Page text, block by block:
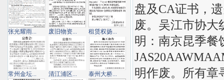
盘及CA证书，
废。吴江市协大
明：南京昆季餐
明作废。所有章
张光耀雨... 废旧物资... 租赁权扬...
常州金坛... 清江浦区... 泰州大桥...